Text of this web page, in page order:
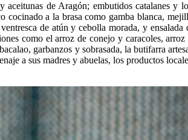
de Aragón; embutidos catalanes y
a la brasa como gamba blanca,
de atún y cebolla morada, y ensalada
como el arroz de conejo y caracoles,
garbanzos y sobrasada, la butifarra
a sus madres y abuelas, los productos